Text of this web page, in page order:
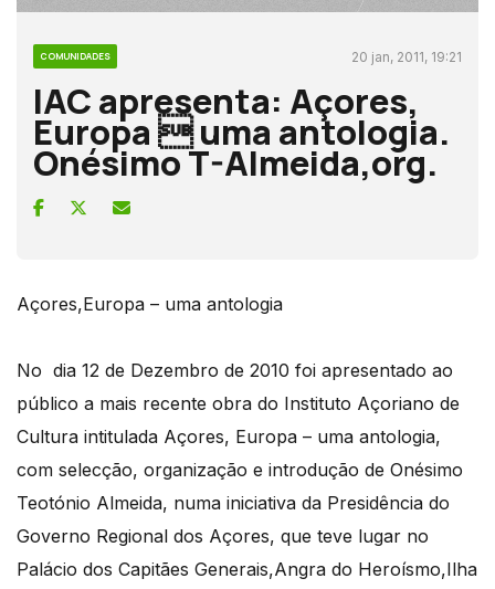
COMUNIDADES 20 jan, 2011, 19:21
IAC apresenta: Açores,
Europa  uma antologia.
Onésimo T-Almeida,org.
Açores,Europa – uma antologia
No dia 12 de Dezembro de 2010 foi apresentado ao
público a mais recente obra do Instituto Açoriano de
Cultura intitulada Açores, Europa – uma antologia,
com selecção, organização e introdução de Onésimo
Teotónio Almeida, numa iniciativa da Presidência do
Governo Regional dos Açores, que teve lugar no
Palácio dos Capitães Generais,Angra do Heroísmo,Ilha